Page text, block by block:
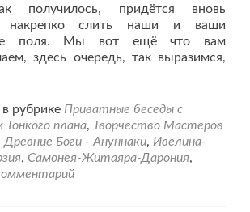
получилось, придётся вновь
накрепко слить наши и ваши
поля. Мы вот ещё что вам
здесь очередь, так выразимся,
рубрике Приватные беседы с
плана, Творчество Мастеров
Древние Боги - Ануннаки, Ивелина-
, Самонея-Житаяра-Дарония,